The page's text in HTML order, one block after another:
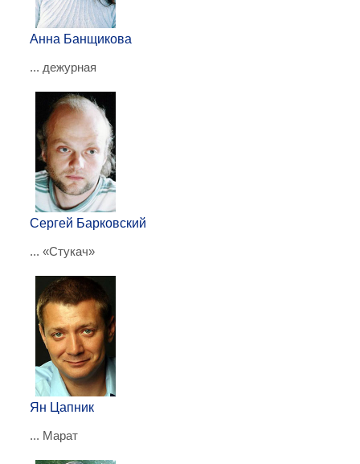
Анна Банщикова
... дежурная
Сергей Барковский
... «Стукач»
Ян Цапник
... Марат